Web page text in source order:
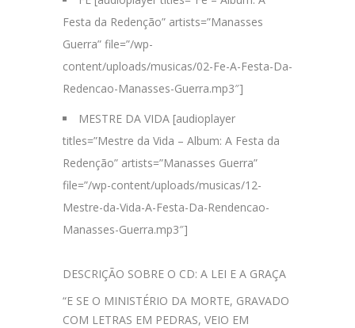
Festa da Redenção” artists=”Manasses
Guerra” file=”/wp-
content/uploads/musicas/02-Fe-A-Festa-Da-
Redencao-Manasses-Guerra.mp3″]
MESTRE DA VIDA [audioplayer
titles=”Mestre da Vida – Album: A Festa da
Redenção” artists=”Manasses Guerra”
file=”/wp-content/uploads/musicas/12-
Mestre-da-Vida-A-Festa-Da-Rendencao-
Manasses-Guerra.mp3″]
DESCRIÇÃO SOBRE O CD: A LEI E A GRAÇA
“E SE O MINISTÉRIO DA MORTE, GRAVADO
COM LETRAS EM PEDRAS, VEIO EM